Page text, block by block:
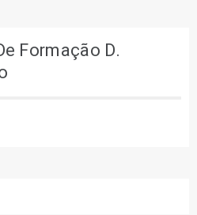
Formação D.